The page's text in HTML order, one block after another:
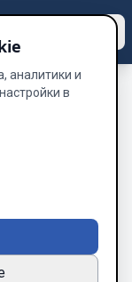
аналитики и
в